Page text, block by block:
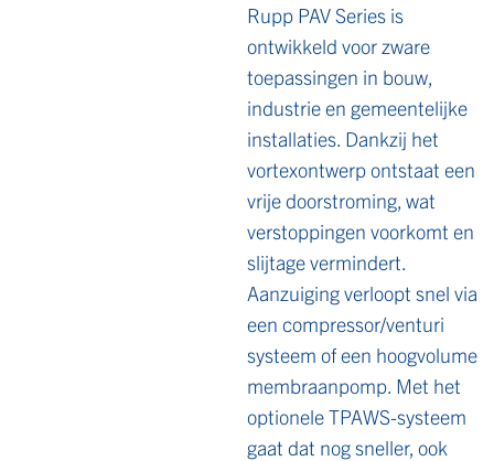
Rupp PAV Series is
ontwikkeld voor zware
toepassingen in bouw,
industrie en gemeentelijke
installaties. Dankzij het
vortexontwerp ontstaat een
vrije doorstroming, wat
verstoppingen voorkomt en
slijtage vermindert.
Aanzuiging verloopt snel via
een compressor/venturi
systeem of een hoogvolume
membraanpomp. Met het
optionele TPAWS-systeem
gaat dat nog sneller, ook